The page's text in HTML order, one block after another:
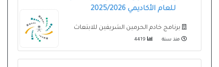
للعام الأكاديمي 2025/2026
برنامج خادم الحرمين الشريفين للابتعاث
منذ سنة